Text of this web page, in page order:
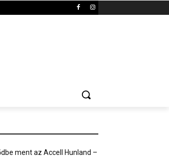
ment az Accell Hunland –